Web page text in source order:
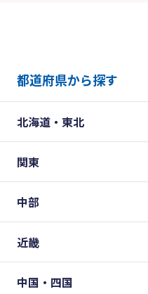
都道府県から探す
北海道・東北
関東
中部
近畿
中国・四国